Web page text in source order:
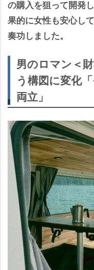
の購入を狙って開発
果的に女性も安心し
奏功しました。
男のロマン＜
う構図に変化
両立」